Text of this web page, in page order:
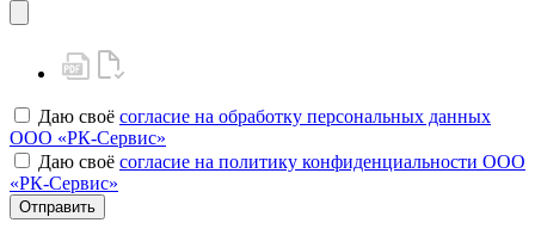
Даю своё согласие на обработку персональных данных
ООО «РК-Сервис»
Даю своё согласие на политику конфиденциальности ООО
«РК-Сервис»
Отправить